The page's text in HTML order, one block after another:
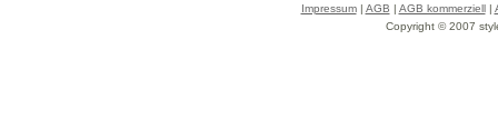
Impressum| AGB | AGB kommerziell|
Copyright © 2007